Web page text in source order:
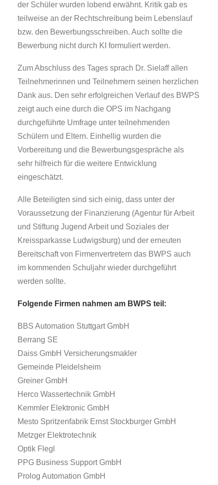
der Schüler wurden lobend erwähnt. Kritik gab es
teilweise an der Rechtschreibung beim Lebenslauf
bzw. den Bewerbungsschreiben. Auch sollte die
Bewerbung nicht durch KI formuliert werden.
Zum Abschluss des Tages sprach Dr. Sielaff allen
Teilnehmerinnen und Teilnehmern seinen herzlichen
Dank aus. Den sehr erfolgreichen Verlauf des BWPS
zeigt auch eine durch die OPS im Nachgang
durchgeführte Umfrage unter teilnehmenden
Schülern und Eltern. Einhellig wurden die
Vorbereitung und die Bewerbungsgespräche als
sehr hilfreich für die weitere Entwicklung
eingeschätzt.
Alle Beteiligten sind sich einig, dass unter der
Voraussetzung der Finanzierung (Agentur für Arbeit
und Stiftung Jugend Arbeit und Soziales der
Kreissparkasse Ludwigsburg) und der erneuten
Bereitschaft von Firmenvertretern das BWPS auch
im kommenden Schuljahr wieder durchgeführt
werden sollte.
Folgende Firmen nahmen am BWPS teil:
BBS Automation Stuttgart GmbH
Berrang SE
Daiss GmbH Versicherungsmakler
Gemeinde Pleidelsheim
Greiner GmbH
Herco Wassertechnik GmbH
Kemmler Elektronic GmbH
Mesto Spritzenfabrik Ernst Stockburger GmbH
Metzger Elektrotechnik
Optik Flegl
PPG Business Support GmbH
Prolog Automation GmbH